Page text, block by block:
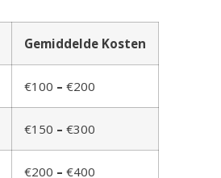
Gemiddelde Kosten
€100 – €200
€150 – €300
€200 – €400